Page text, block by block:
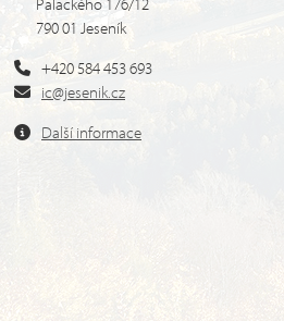
790 01 Jeseník
+420 584 453 693
ic@jesenik.cz
Další informace